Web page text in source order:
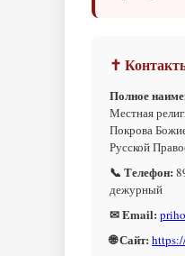
✝
Полное
Местная
Покрова
Русской
📞 Телефон:
дежурный
✉ Email:
🌐 Сайт: